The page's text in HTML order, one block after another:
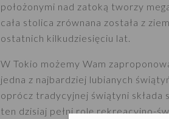
położonymi nad zatoką tworzy
cała stolica zrównana została z
ostatnich kilkudziesięciu lat.
W Tokio możemy Wam
jedna z najbardziej lubianych
oprócz tradycyjnej świątyni składa
ten dzisiaj pełni rolę rekreacyjno-